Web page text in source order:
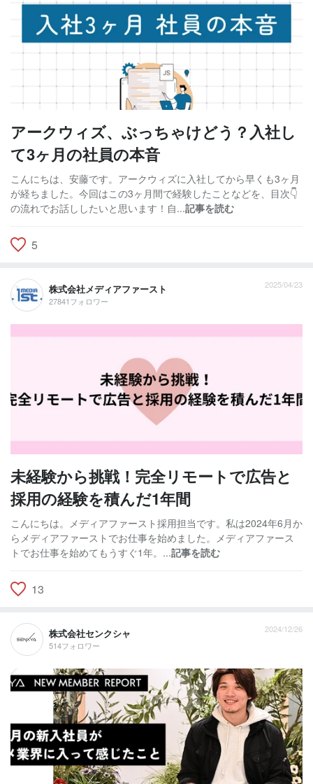
アークウィズ、ぶっちゃけどう？入社し
て3ヶ月の社員の本音
こんにちは、安藤です。アークウィズに入社してから早くも3ヶ月
が経ちました。今回はこの3ヶ月間で経験したことなどを、目次👇
の流れでお話ししたいと思います！自...記事を読む
5
株式会社メディアファースト
27841フォロワー
2025/04/23
未経験から挑戦！完全リモートで広告と
採用の経験を積んだ1年間
こんにちは。メディアファースト採用担当です。私は2024年6月か
らメディアファーストでお仕事を始めました。メディアファース
トでお仕事を始めてもうすぐ1年。...記事を読む
13
株式会社センクシャ
514フォロワー
2024/12/26